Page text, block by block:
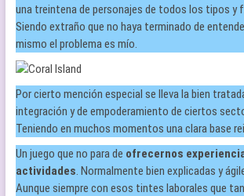
una treintena de personajes de todos los tipos y
Siendo extraño que no haya terminado de
mismo el problema es mío.
Por cierto mención especial se lleva la bien
integración y de empoderamiento de ciertos
Teniendo en muchos momentos una clara base
Un juego que no para de ofrecernos
actividades. Normalmente bien explicadas y
Aunque siempre con esos tintes laborales que